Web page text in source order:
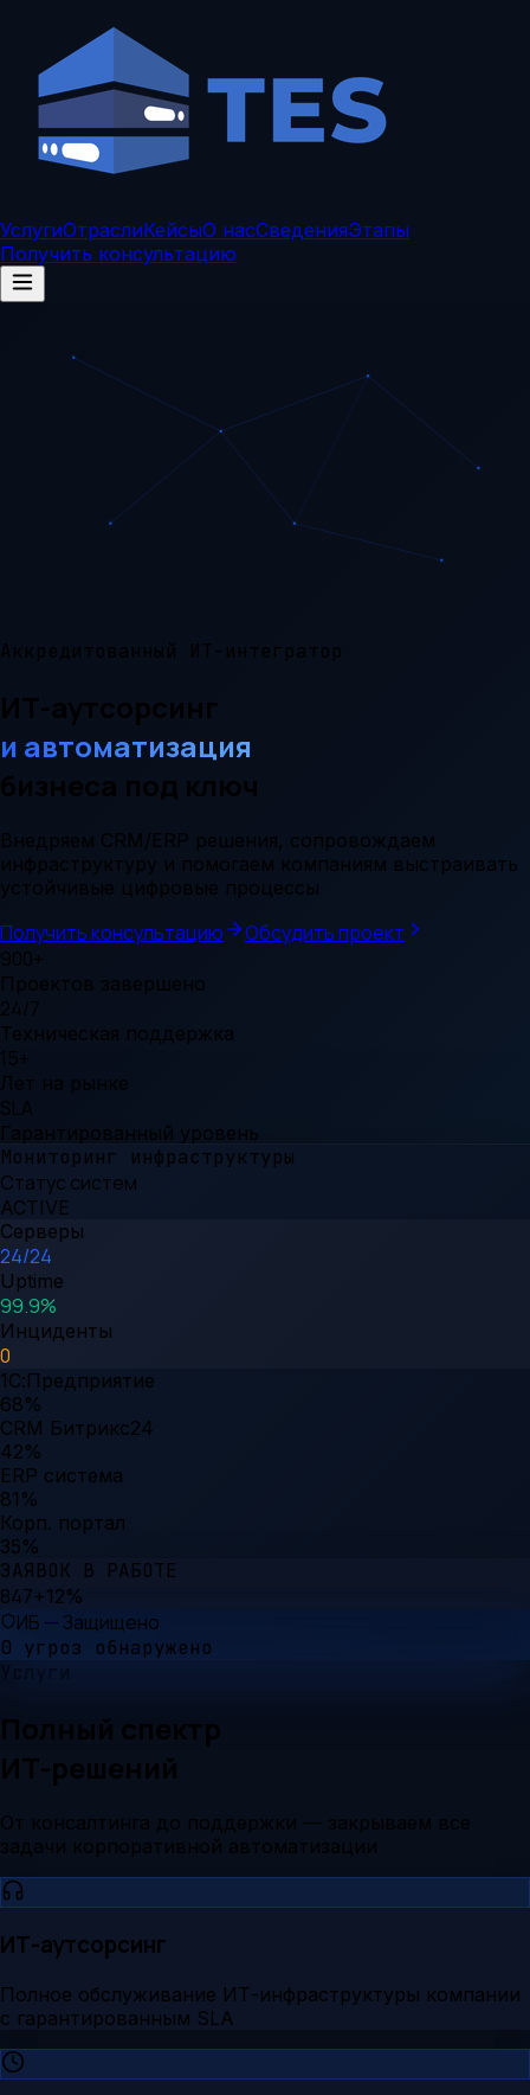
УслугиОтраслиКейсыО насСведенияЭтапы
Получить консультацию
Аккредитованный ИТ-интегратор
ИТ-аутсорсинг
и автоматизация
бизнеса под ключ
Внедряем CRM/ERP решения, сопровождаем
инфраструктуру и помогаем компаниям выстраивать
устойчивые цифровые процессы
Получить консультацию
Обсудить проект
900+
Проектов завершено
24/7
Техническая поддержка
15+
Лет на рынке
SLA
Гарантированный уровень
Мониторинг инфраструктуры
Статус систем
ACTIVE
Серверы
24/24
Uptime
99.9%
Инциденты
0
1С:Предприятие
68%
CRM Битрикс24
42%
ERP система
81 %
Корп. портал
35%
ЗАЯВОК В РАБОТЕ
847+12%
ИБ — Защищено
0 угроз обнаружено
Услуги
Полный спектр
ИТ-решений
От консалтинга до поддержки — закрываем все
задачи корпоративной автоматизации
ИТ-аутсорсинг
Полное обслуживание ИТ-инфраструктуры компании
с гарантированным SLA